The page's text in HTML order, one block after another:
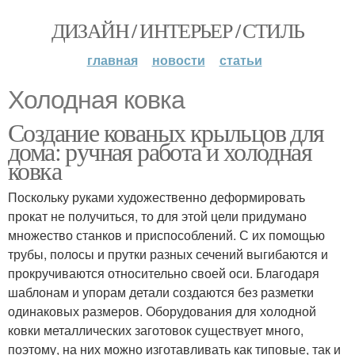
ДИЗАЙН / ИНТЕРЬЕР / СТИЛЬ
главная новости статьи
Холодная ковка
Создание кованых крыльцов для
дома: ручная работа и холодная
ковка
Поскольку руками художественно деформировать
прокат не получиться, то для этой цели придумано
множество станков и приспособлений. С их помощью
трубы, полосы и прутки разных сечений выгибаются и
прокручиваются относительно своей оси. Благодаря
шаблонам и упорам детали создаются без разметки
одинаковых размеров. Оборудования для холодной
ковки металлических заготовок существует много,
поэтому, на них можно изготавливать как типовые, так и